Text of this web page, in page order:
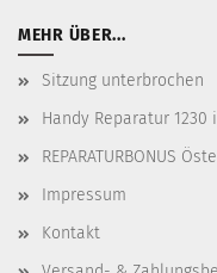
MEHR ÜBER...
Sitzung unterbrochen
Handy Reparatur
REPARATURBONUS
Impressum
Kontakt